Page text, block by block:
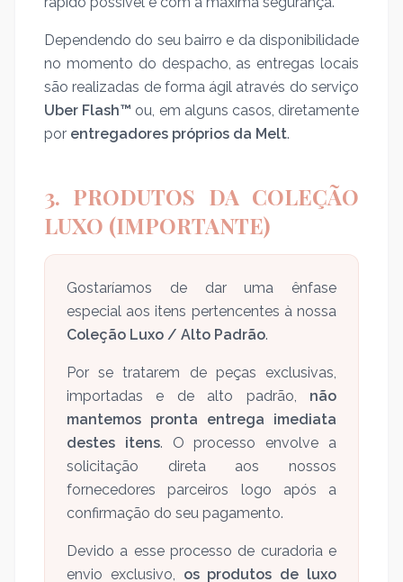
Dependendo do seu bairro e da disponibilidade
no momento do despacho, as entregas locais
são realizadas de forma ágil através do serviço
Uber Flash™ ou, em alguns casos, diretamente
por entregadores próprios da Melt.
3. PRODUTOS DA COLEÇÃO
LUXO (IMPORTANTE)
Gostaríamos de dar uma ênfase
especial aos itens pertencentes à nossa
Coleção Luxo / Alto Padrão.
Por se tratarem de peças exclusivas,
importadas e de alto padrão, não
mantemos pronta entrega imediata
destes itens. O processo envolve a
solicitação direta aos nossos
fornecedores parceiros logo após a
confirmação do seu pagamento.
Devido a esse processo de curadoria e
envio exclusivo, os produtos de luxo